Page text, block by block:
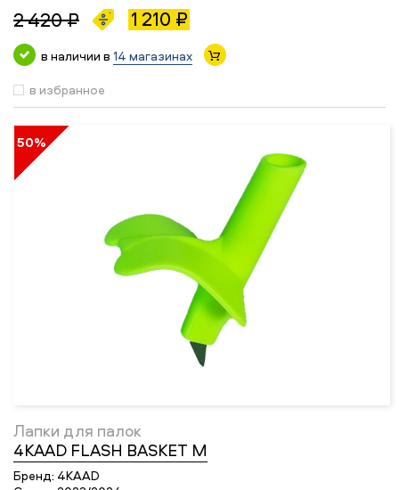
2 420 ₽ 1 210 ₽
в наличии в 14 магазинах
в избранное
50%
Лапки для палок
4KAAD FLASH BASKET M
Бренд: 4KAAD